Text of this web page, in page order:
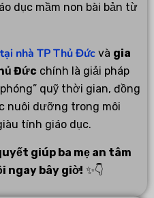
dục mầm non bài bản từ
nhà TP Thủ Đức và gia
Đức chính là giải pháp
quỹ thời gian, đồng
nuôi dưỡng trong môi
tính giáo dục.
giúp ba mẹ an tâm
ngay bây giờ! ✨👇